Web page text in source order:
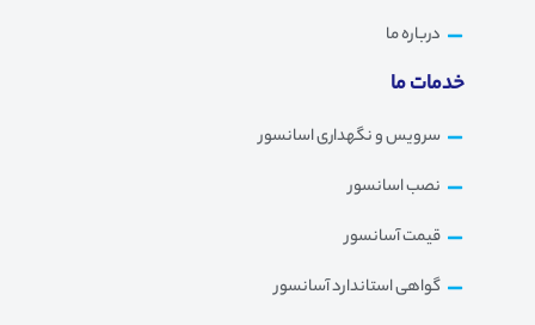
درباره ما
خدمات ما
سرویس و نگهداری اسانسور
نصب اسانسور
قیمت آسانسور
گواهی استاندارد آسانسور